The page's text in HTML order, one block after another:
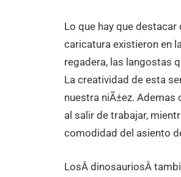
Lo que hay que
caricatura existieron en
regadera, las langostas
La creatividad de esta
nuestra niÃ±ez.
al salir de trabajar,
comodidad del asiento
LosÂ dinosauriosÂ